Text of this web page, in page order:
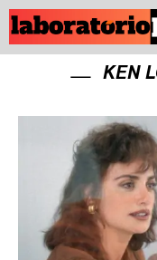
KEN